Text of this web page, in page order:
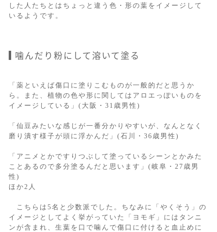
した人たちとはちょっと違う色・形の葉をイメージして
いるようです。
噛んだり粉にして溶いて塗る
「薬といえば傷口に塗りこむものが一般的だと思うか
ら。また、植物の色や形に関してはアロエっぽいものを
イメージしている」(大阪・31歳男性)
「仙豆みたいな感じが一番分かりやすいが、なんとなく
磨り潰す様子が頭に浮かんだ」(石川・36歳男性)
「アニメとかですりつぶして塗っているシーンとかみた
ことあるので多分塗るんだと思います」(岐阜・27歳男
性)
ほか2人
こちらは5名と少数派でした。ちなみに「やくそう」の
イメージとしてよく挙がっていた「ヨモギ」にはタンニ
ンが含まれ、生葉を口で噛んで傷口に付けると血止めに